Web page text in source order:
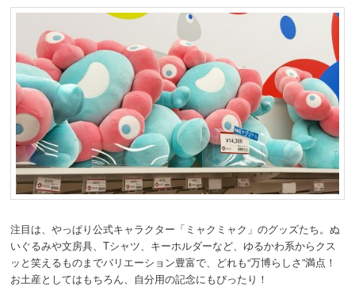
注目は、やっぱり公式キャラクター「ミャクミャク」のグッズたち。ぬ
いぐるみや文房具、Tシャツ、キーホルダーなど、ゆるかわ系からクス
ッと笑えるものまでバリエーション豊富で、どれも“万博らしさ”満点！
お土産としてはもちろん、自分用の記念にもぴったり！